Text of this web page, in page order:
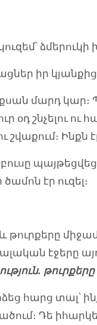
ձմերուկի
իր
մարդ
օդ շնչելու
Ինքն
էր ուզել։
թուրքերը
էջերը
հարց տալ՝
Դե իհարկե,